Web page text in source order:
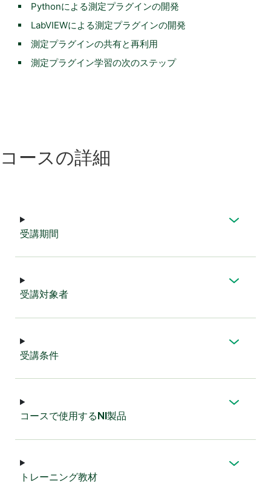
Pythonによる測定プラグインの開発
LabVIEWによる測定プラグインの開発
測定プラグインの共有と再利用
測定プラグイン学習の次のステップ
コースの詳細
受講期間
受講対象者
受講条件
コースで使用するNI製品
トレーニング教材